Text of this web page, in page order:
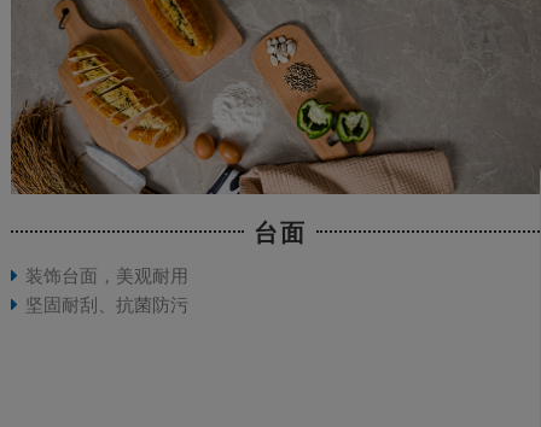
台面
装饰台面，美观耐用
坚固耐刮、抗菌防污